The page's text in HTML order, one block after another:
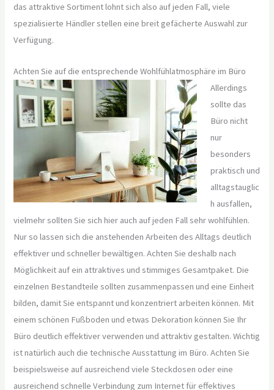
das attraktive Sortiment lohnt sich also auf jeden Fall, viele
spezialisierte Händler stellen eine breit gefächerte Auswahl zur
Verfügung.
Achten Sie auf die entsprechende Wohlfühlatmosphäre im Büro
Allerdings
sollte das
Büro nicht
nur
besonders
praktisch und
alltagstauglic
h ausfallen,
vielmehr sollten Sie sich hier auch auf jeden Fall sehr wohlfühlen.
Nur so lassen sich die anstehenden Arbeiten des Alltags deutlich
effektiver und schneller bewältigen. Achten Sie deshalb nach
Möglichkeit auf ein attraktives und stimmiges Gesamtpaket. Die
einzelnen Bestandteile sollten zusammenpassen und eine Einheit
bilden, damit Sie entspannt und konzentriert arbeiten können. Mit
einem schönen Fußboden und etwas Dekoration können Sie Ihr
Büro deutlich effektiver verwenden und attraktiv gestalten. Wichtig
ist natürlich auch die technische Ausstattung im Büro. Achten Sie
beispielsweise auf ausreichend viele Steckdosen oder eine
ausreichend schnelle Verbindung zum Internet für effektives